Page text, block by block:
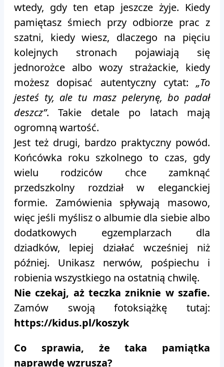
wtedy, gdy ten etap jeszcze żyje. Kiedy
pamiętasz śmiech przy odbiorze prac z
szatni, kiedy wiesz, dlaczego na pięciu
kolejnych stronach pojawiają się
jednorożce albo wozy strażackie, kiedy
możesz dopisać autentyczny cytat: „To
jesteś ty, ale tu masz pelerynę, bo padał
deszcz”. Takie detale po latach mają
ogromną wartość.
Jest też drugi, bardzo praktyczny powód.
Końcówka roku szkolnego to czas, gdy
wielu rodziców chce zamknąć
przedszkolny rozdział w eleganckiej
formie. Zamówienia spływają masowo,
więc jeśli myślisz o albumie dla siebie albo
dodatkowych egzemplarzach dla
dziadków, lepiej działać wcześniej niż
później. Unikasz nerwów, pośpiechu i
robienia wszystkiego na ostatnią chwilę.
Nie czekaj, aż teczka zniknie w szafie.
Zamów swoją fotoksiążkę tutaj:
https://kidus.pl/koszyk
Co sprawia, że taka pamiątka
naprawdę wzrusza?